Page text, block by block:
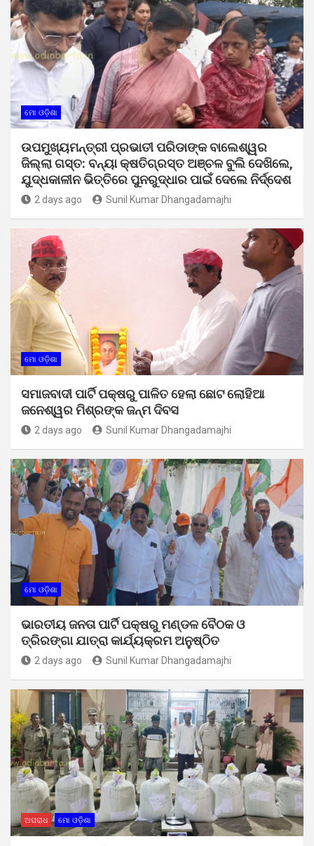
ମୋ ଓଡ଼ିଶା
ଉପମୁଖ୍ୟମନ୍ତ୍ରୀ ପ୍ରଭାତୀ ପରିଡାଙ୍କ ବାଲେଶ୍ୱର
ଜିଲ୍ଲା ଗସ୍ତ: ବନ୍ୟା କ୍ଷତିଗ୍ରସ୍ତ ଅଞ୍ଚଳ ବୁଲି ଦେଖିଲେ,
ଯୁଦ୍ଧକାଳୀନ ଭିତ୍ତିରେ ପୁନରୁଦ୍ଧାର ପାଇଁ ଦେଲେ ନିର୍ଦ୍ଦେଶ
2 days ago Sunil Kumar Dhangadamajhi
ମୋ ଓଡ଼ିଶା
ସମାଜବାଦୀ ପାର୍ଟି ପକ୍ଷରୁ ପାଳିତ ହେଲା ଛୋଟ ଲୋହିଆ
ଜନେଶ୍ୱର ମିଶ୍ରଙ୍କ ଜନ୍ମ ଦିବସ
2 days ago Sunil Kumar Dhangadamajhi
ମୋ ଓଡ଼ିଶା
ଭାରତୀୟ ଜନତା ପାର୍ଟି ପକ୍ଷରୁ ମଣ୍ଡଳ ବୈଠକ ଓ
ତ୍ରିରଙ୍ଗା ଯାତ୍ରା କାର୍ଯ୍ୟକ୍ରମ ଅନୁଷ୍ଠିତ
2 days ago Sunil Kumar Dhangadamajhi
ଅପରାଧ ମୋ ଓଡ଼ିଶା